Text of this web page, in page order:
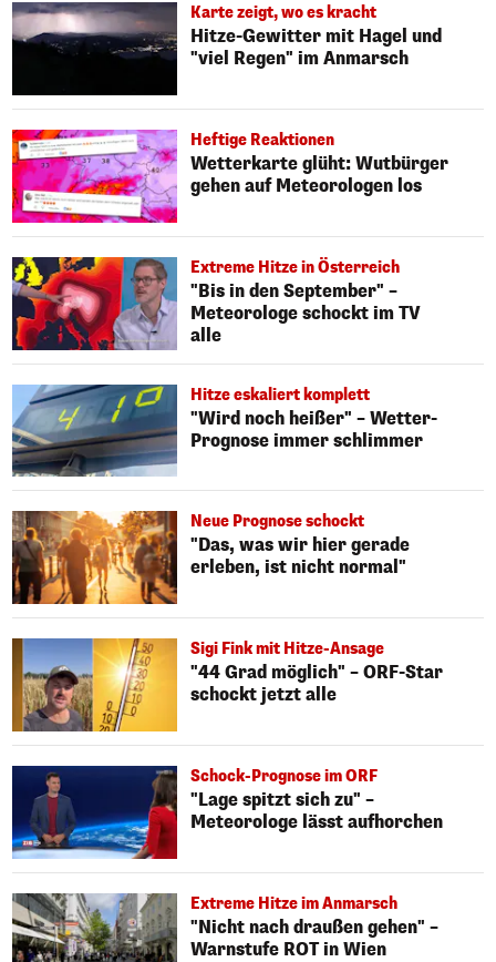
Karte zeigt, wo es kracht
Hitze-Gewitter mit Hagel und
"viel Regen" im Anmarsch
Heftige Reaktionen
Wetterkarte glüht: Wutbürger
gehen auf Meteorologen los
Extreme Hitze in Österreich
"Bis in den September" –
Meteorologe schockt im TV
alle
Hitze eskaliert komplett
"Wird noch heißer" – Wetter-
Prognose immer schlimmer
Neue Prognose schockt
"Das, was wir hier gerade
erleben, ist nicht normal"
Sigi Fink mit Hitze-Ansage
"44 Grad möglich" – ORF-Star
schockt jetzt alle
Schock-Prognose im ORF
"Lage spitzt sich zu" –
Meteorologe lässt aufhorchen
Extreme Hitze im Anmarsch
"Nicht nach draußen gehen" –
Warnstufe ROT in Wien